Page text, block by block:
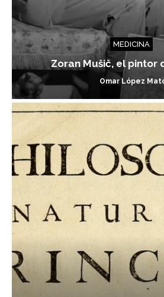
MEDICINA
Zoran Mušič, el pintor
Omar López